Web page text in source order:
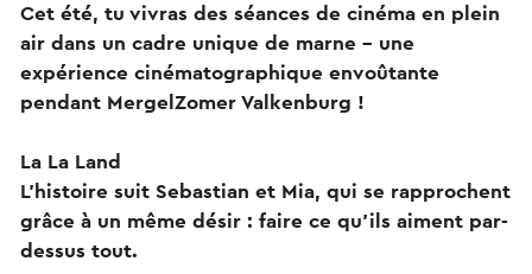
Cet été, tu vivras des séances de cinéma en plein
air dans un cadre unique de marne – une
expérience cinématographique envoûtante
pendant MergelZomer Valkenburg !
La La Land
L’histoire suit Sebastian et Mia, qui se rapprochent
grâce à un même désir : faire ce qu’ils aiment par-
dessus tout.